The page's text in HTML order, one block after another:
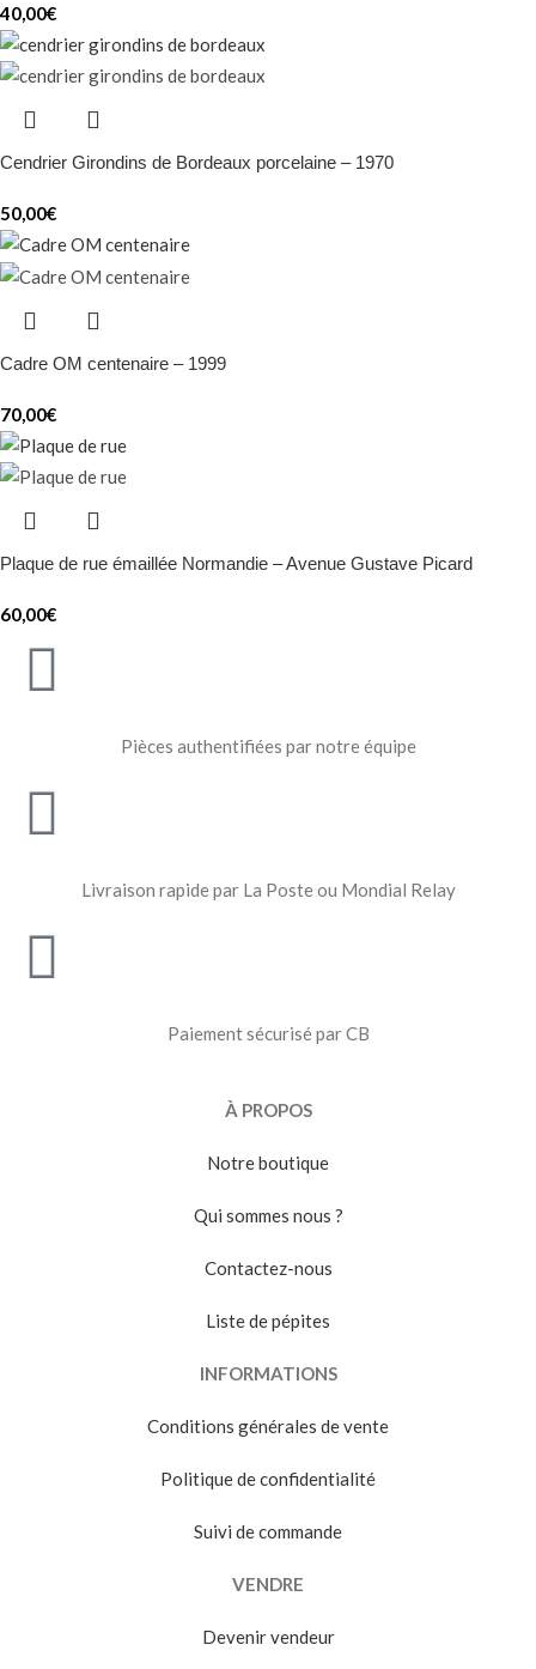
40,00€
Cendrier Girondins de Bordeaux porcelaine – 1970
50,00€
Cadre OM centenaire – 1999
70,00€
Plaque de rue émaillée Normandie – Avenue Gustave Picard
60,00€
Pièces authentifiées par notre équipe
Livraison rapide par La Poste ou Mondial Relay
Paiement sécurisé par CB
À PROPOS
Notre boutique
Qui sommes nous ?
Contactez-nous
Liste de pépites
INFORMATIONS
Conditions générales de vente
Politique de confidentialité
Suivi de commande
VENDRE
Devenir vendeur